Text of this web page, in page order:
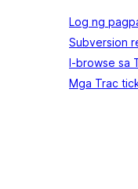
Log ng
Subversion
I-browse sa
Mga Trac